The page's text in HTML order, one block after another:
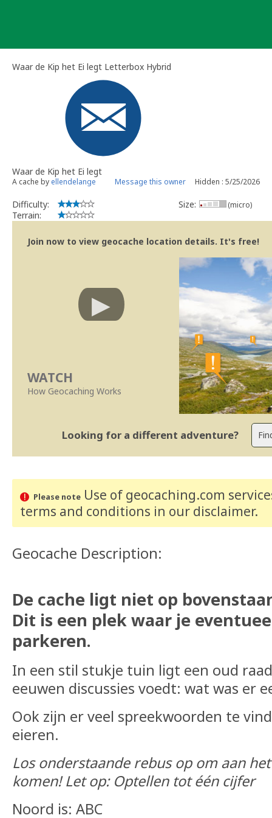
Waar de Kip het Ei legt Letterbox Hybrid
Waar de Kip het Ei legt
A cache by ellendelange Message this owner Hidden : 5/25/2026
Difficulty:
Terrain:
Size: (micro)
Join now to view geocache location details. It's free!
WATCH
How Geocaching Works
Looking for a different adventure?
Please noteUse of geocaching.com
terms and conditions in our disclaimer.
Geocache Description:
De cache ligt niet op
Dit is een plek waar je
parkeren.
In een stil stukje tuin ligt een oud
eeuwen discussies voedt: wat was er
Ook zijn er veel spreekwoorden te
eieren.
Los onderstaande rebus op om aan
komen! Let op: Optellen tot één cijfer
Noord is: ABC